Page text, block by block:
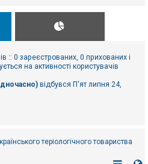
:: 0 зареєстрованих, 0 прихованих і
на активності користувачів
відбувся П'ят липня 24,
теріологічного товариства